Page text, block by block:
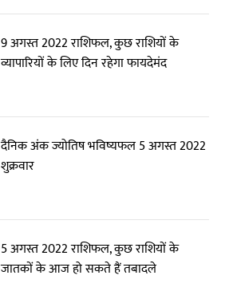
9 अगस्त 2022 राशिफल, कुछ राशियों के
व्यापारियों के लिए दिन रहेगा फायदेमंद
दैनिक अंक ज्योतिष भविष्यफल 5 अगस्त 2022
शुक्रवार
5 अगस्त 2022 राशिफल, कुछ राशियों के
जातकों के आज हो सकते हैं तबादले